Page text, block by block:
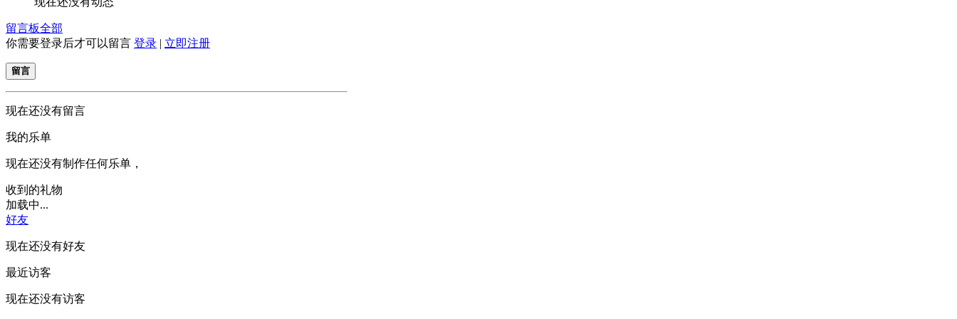
留言板全部
你需要登录后才可以留言 登录 | 立即注册
留言
现在还没有留言
我的乐单
现在还没有制作任何乐单，
收到的礼物
加载中...
好友
现在还没有好友
最近访客
现在还没有访客